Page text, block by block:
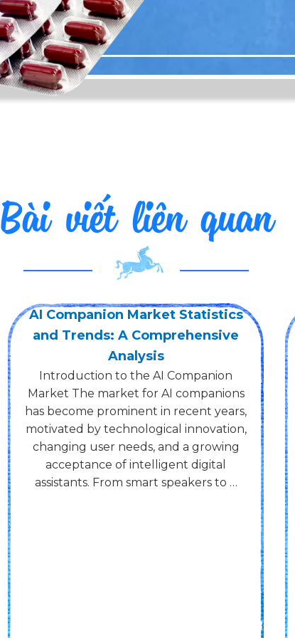
Bài viết liên quan
Лучшие онлайн казино: Полный
гайд для игроков
Лучшие онлайн казино: Полный гайд
для игроков Как выбрать надежное
казино Выбор правильного онлайн
казино — это первый шаг к успешной
игровой карьере. Лучшие онлайн
казино предлагают не только
широкий выбор игр, но и
безопасность, лицензирование и …